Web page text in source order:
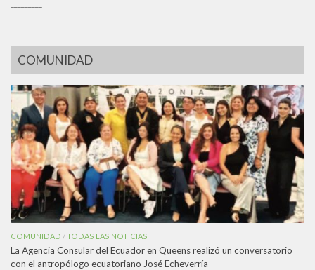
COMUNIDAD
COMUNIDAD /TODAS LAS NOTICIAS
La Agencia Consular del Ecuador en Queens realizó un conversatorio
con el antropólogo ecuatoriano José Echeverría